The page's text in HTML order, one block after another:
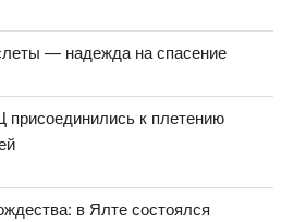
— надежда на спасение
к плетению
в Ялте состоялся